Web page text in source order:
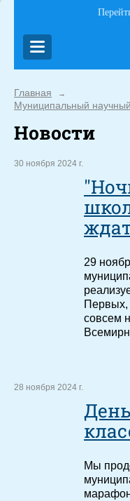
Главная →
Муниципальный
Новости
30 ноября 2024 г.
29
Первых,
совсем
28 ноября 2024 г.
Мы